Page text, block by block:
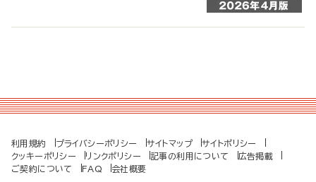
利用規約 プライバシーポリシー サイトマップ
サイトポリシー
クッキーポリシー
リンクポリシー 記事の利用について
広告掲載
ご契約について
FAQ 会社概要